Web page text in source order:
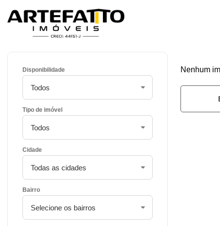
Home / Imóveis / Apartamento de luxo
Disponibilidade
Tipo de imóvel
Cidade
Bairro
Nenhum